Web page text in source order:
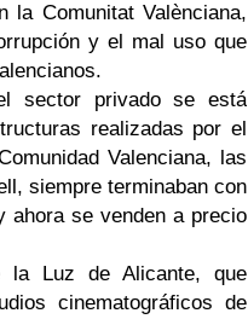
la Comunitat Valènciana,
y el mal uso que
sector privado se está
realizadas por el
Valenciana, las
siempre terminaban con
ahora se venden a precio
la Luz de Alicante, que
cinematográficos de